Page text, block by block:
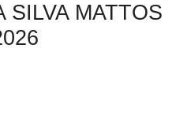
SILVA MATTOS